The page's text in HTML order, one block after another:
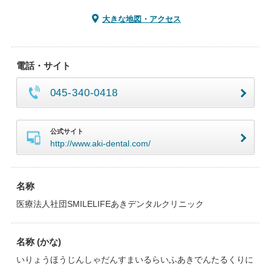
大きな地図・アクセス
電話・サイト
045-340-0418
公式サイト
http://www.aki-dental.com/
名称
医療法人社団SMILELIFEあきデンタルクリニック
名称 (かな)
いりょうほうじんしゃだんすまいるらいふあきでんたるくりに